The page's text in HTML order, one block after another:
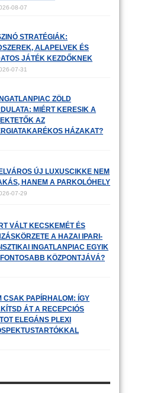
08-07
STRATÉGIÁK:
ALAPELVEK ÉS
JÁTÉK KEZDŐKNEK
07-31
ZÖLD
MIÉRT KERESIK A
AZ
HÁZAKAT?
ÚJ LUXUSCIKKE NEM
HANEM A PARKOLÓHELY
07-29
VÁLT KECSKEMÉT ÉS
A HAZAI IPARI-
INGATLANPIAC EGYIK
KÖZPONTJÁVÁ?
CSAK PAPÍRHALOM: ÍGY
ÁT A RECEPCIÓS
ELEGÁNS PLEXI